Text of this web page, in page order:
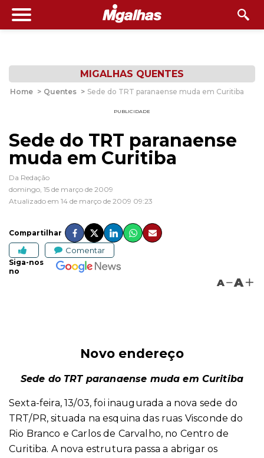
MIGALHAS QUENTES
Home > Quentes > Sede do TRT paranaense muda em Curitiba
PUBLICIDADE
Sede do TRT paranaense
muda em Curitiba
Da Redação
domingo, 15 de março de 2009
Atualizado em 14 de março de 2009 09:23
Compartilhar
Comentar
Siga-nos
no
A A
Novo endereço
Sede do TRT paranaense muda em Curitiba
Sexta-feira, 13/03, foi inaugurada a nova sede do
TRT/PR, situada na esquina das ruas Visconde do
Rio Branco e Carlos de Carvalho, no Centro de
Curitiba. A nova estrutura passa a abrigar os